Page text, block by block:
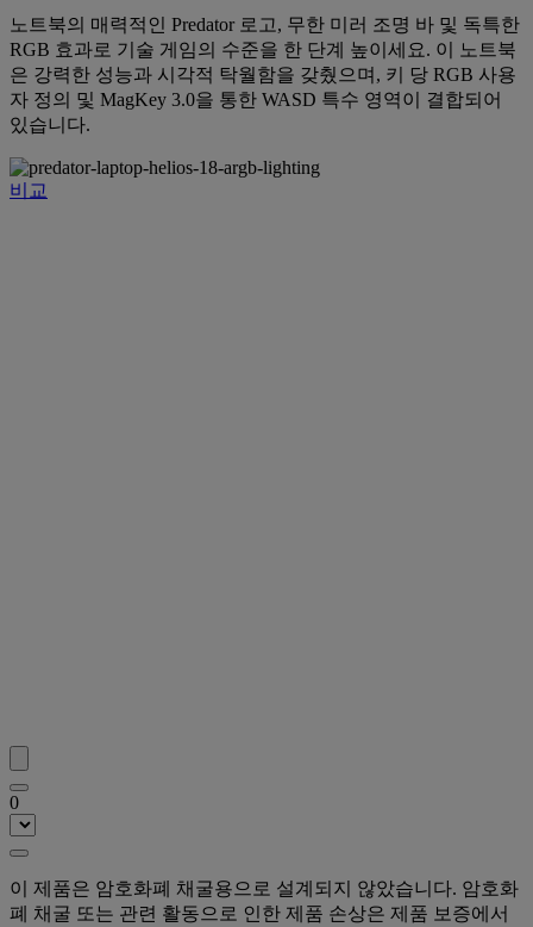
노트북의 매력적인 Predator 로고, 무한 미러 조명 바 및 독특한
RGB 효과로 기술 게임의 수준을 한 단계 높이세요. 이 노트북
은 강력한 성능과 시각적 탁월함을 갖췄으며, 키 당 RGB 사용
자 정의 및 MagKey 3.0을 통한 WASD 특수 영역이 결합되어
있습니다.
비교
0
이 제품은 암호화폐 채굴용으로 설계되지 않았습니다. 암호화
폐 채굴 또는 관련 활동으로 인한 제품 손상은 제품 보증에서